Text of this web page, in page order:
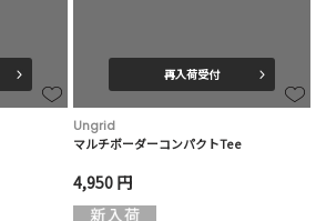
再入荷受付
Ungrid
マルチボーダーコンパクトTee
4,950 円